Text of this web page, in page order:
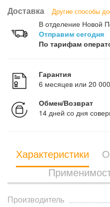
Доставка Другие способы
В отделение Новой
Отправим сегодня
По тарифам
Гарантия
6 месяцев или 20
Обмен/Возврат
14 дней со дня
Характеристики
Производитель